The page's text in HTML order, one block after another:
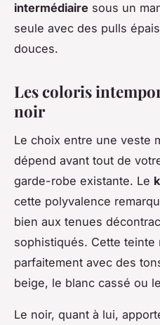
intermédiaire sous un
seule avec des pulls
douces.
Les coloris
noir
Le choix entre une veste
dépend avant tout de
garde-robe existante. Le
cette polyvalence
bien aux tenues
sophistiqués. Cette teinte
parfaitement avec des
beige, le blanc cassé ou
Le noir, quant à lui,